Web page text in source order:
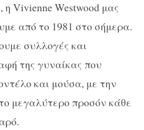
Vivienne Westwood μας
από το 1981 στο σήμερα.
συλλογές και
της γυναίκας που
και μούσα, με την
μεγαλύτερο προσόν κάθε